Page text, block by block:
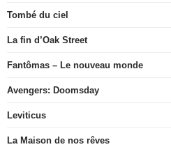
Tombé du ciel
La fin d’Oak Street
Fantômas – Le nouveau monde
Avengers: Doomsday
Leviticus
La Maison de nos rêves